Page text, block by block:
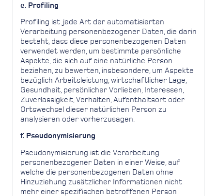
e. Profiling
Profiling ist jede Art der automatisierten
Verarbeitung personenbezogener Daten, die darin
besteht, dass diese personenbezogenen Daten
verwendet werden, um bestimmte persönliche
Aspekte, die sich auf eine natürliche Person
beziehen, zu bewerten, insbesondere, um Aspekte
bezüglich Arbeitsleistung, wirtschaftlicher Lage,
Gesundheit, persönlicher Vorlieben, Interessen,
Zuverlässigkeit, Verhalten, Aufenthaltsort oder
Ortswechsel dieser natürlichen Person zu
analysieren oder vorherzusagen.
f. Pseudonymisierung
Pseudonymisierung ist die Verarbeitung
personenbezogener Daten in einer Weise, auf
welche die personenbezogenen Daten ohne
Hinzuziehung zusätzlicher Informationen nicht
mehr einer spezifischen betroffenen Person